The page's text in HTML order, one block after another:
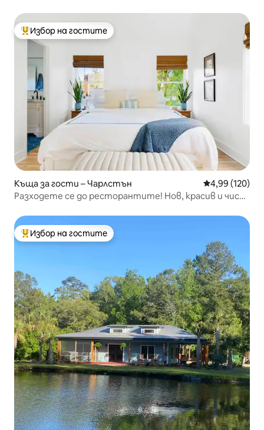
Най-популярен избор на гостите
Избор на гостите
Къща за гости – Чарлстън Средна
4,99 (120)
Разходете се до ресторантите! Нов, красив и чист
Най-популярен избор на гостите
Избор на гостите